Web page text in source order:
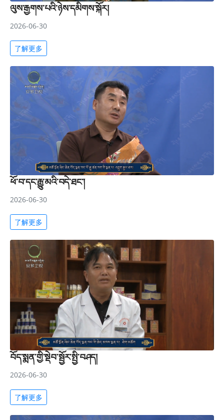
ལུས་རྒྱགས་པའི་ཉེས་དམིགས་སྐོར།
2026-06-30
了解更多
ཕོ་བ་དང་རྒྱུ་མའི་བདེ་ཐང་།
2026-06-30
了解更多
བོད་སྨན་གྱི་སྡེབ་སྦྱོར་སྤྱི་བཤད།
2026-06-30
了解更多